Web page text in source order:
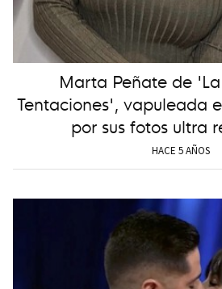
Marta Peñate de
Tentaciones', vapuleada
por sus fotos ultra
HACE 5 AÑOS